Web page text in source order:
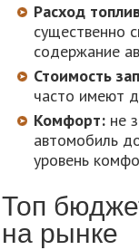
Расход
существенно
содержание
Стоимость
часто имеют
Комфорт: не
автомобиль
уровень
Топ
на рынке